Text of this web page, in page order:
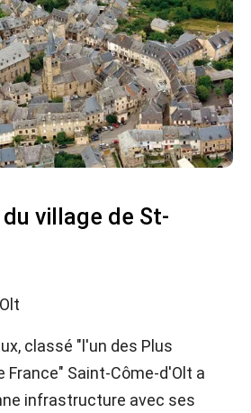
village de St-
classé "l'un des Plus
France" Saint-Côme-d'Olt a
infrastructure avec ses